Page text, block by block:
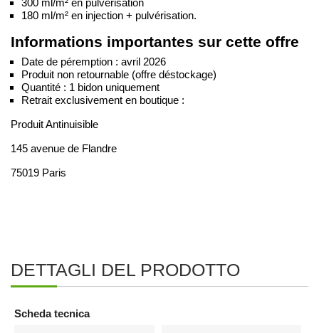
180 ml/m² en injection + pulvérisation.
Informations importantes sur cette offre
Date de péremption : avril 2026
Produit non retournable (offre déstockage)
Quantité : 1 bidon uniquement
Retrait exclusivement en boutique :
Produit Antinuisible
145 avenue de Flandre
75019 Paris
DETTAGLI DEL PRODOTTO
Scheda tecnica